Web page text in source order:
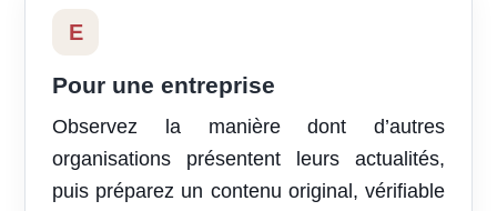
E
Pour une entreprise
Observez la manière dont d’autres
organisations présentent leurs actualités,
puis préparez un contenu original, vérifiable